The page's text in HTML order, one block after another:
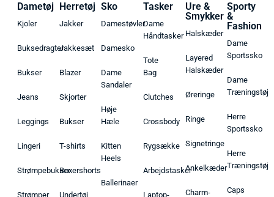
Dametøj
Kjoler
Buksedragter
Bukser
Jeans
Leggings
Lingeri
Strømpebukser
Strømper
Herretøj
Jakker
Jakkesæt
Blazer
Skjorter
Bukser
T-shirts
Boxershorts
Undertøj
Sko
Damestøvler
Damesko
Dame
Sandaler
Høje
Hæle
Kitten
Heels
Ballerinaer
Tasker
Dame
Håndtasker
Tote
Bag
Clutches
Crossbody
Rygsække
Arbejdstasker
Laptop-
Ure &
Smykker
Halskæder
Layered
Halskæder
Øreringe
Ringe
Signetringe
Ankelkæder
Charm-
Sporty
&
Fashion
Dame
Sportssko
Dame
Træningstøj
Herre
Sportssko
Herre
Træningstøj
Caps